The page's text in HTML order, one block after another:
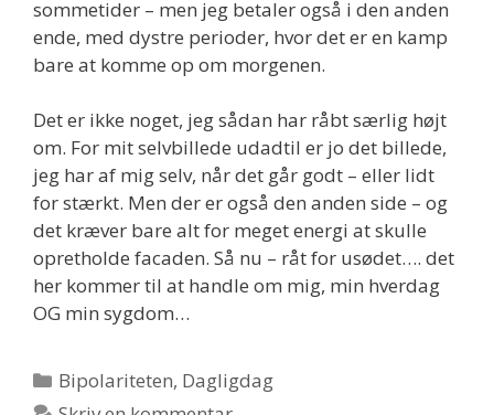
sommetider – men jeg betaler også i den anden
ende, med dystre perioder, hvor det er en kamp
bare at komme op om morgenen.
Det er ikke noget, jeg sådan har råbt særlig højt
om. For mit selvbillede udadtil er jo det billede,
jeg har af mig selv, når det går godt – eller lidt
for stærkt. Men der er også den anden side – og
det kræver bare alt for meget energi at skulle
opretholde facaden. Så nu – råt for usødet…. det
her kommer til at handle om mig, min hverdag
OG min sygdom…
Kategorier
Bipolariteten, Dagligdag